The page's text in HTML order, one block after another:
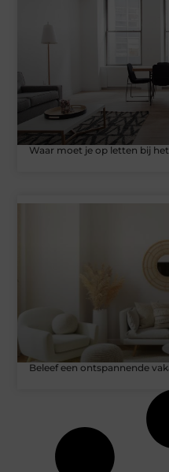
Waar moet je op letten bij
Beleef een ontspannende